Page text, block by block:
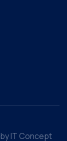
IT Concept